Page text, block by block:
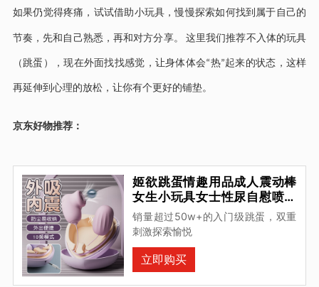
如果仍觉得疼痛，试试借助小玩具，慢慢探索如何找到属于自己的
节奏，先和自己熟悉，再和对方分享。 这里我们推荐不入体的玩具
（跳蛋），现在外面找找感觉，让身体体会“热”起来的状态，这样
再延伸到心理的放松，让你有个更好的铺垫。
京东好物推荐：
姬欲跳蛋情趣用品成人震动棒
女生小玩具女士性尿自慰喷生
理解压神器弹
销量超过50w+的入门级跳蛋，双重
刺激探索愉悦
立即购买